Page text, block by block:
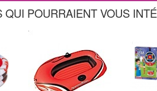
QUI POURRAIENT VOUS